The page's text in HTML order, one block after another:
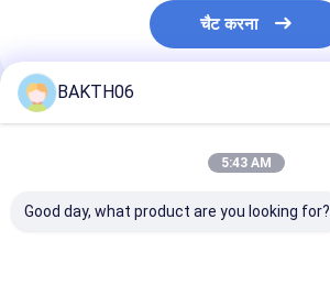
चैट करना
अनुशंसित उत्पाद
BAKTH06
5:43 AM
Good day, what product are you looking for?